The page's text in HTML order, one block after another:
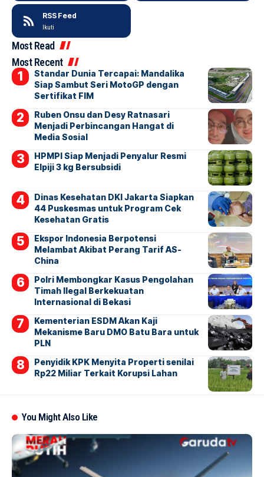
RSS Feed
Ikuti
Most Read
Most Recent
Standar Dunia Tercapai: Mandalika
Siap Sambut Seri MotoGP dengan
Sertifikat FIM
Ruben Onsu dan Desy Ratnasari
Menjadi Perbincangan Hangat di
Media Sosial
HPMPI Siap Menjadi Penyalur Resmi
Elpiji 3 kg Bersubsidi
Dinas Kesehatan DKI Jakarta Siapkan
44 Puskesmas untuk Program Cek
Kesehatan Gratis
Ekspor Indonesia Berpotensi
Melambat Akibat Perang Tarif AS-
China
Polri Membongkar Kasus Pengolahan
Timah Ilegal Berkekuatan
Internasional di Bekasi
Kementerian ESDM Akan Kaji
Mekanisme Baru DMO Batu Bara untuk
PLN
Penyidik KPK Menyita Properti senilai
Rp22 Miliar Terkait Korupsi Lahan
You Might Also Like